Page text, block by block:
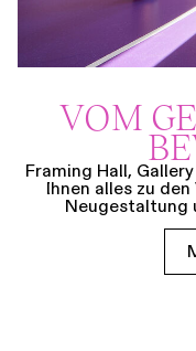
VOM
Framing Hall,
Ihnen alles zu
Neugestaltung